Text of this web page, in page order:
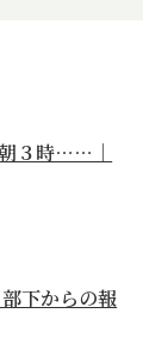
３時……｜
部下からの報